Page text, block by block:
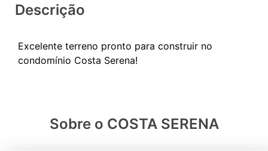
Descrição
Excelente terreno pronto para construir no
Sobre o COSTA SERENA